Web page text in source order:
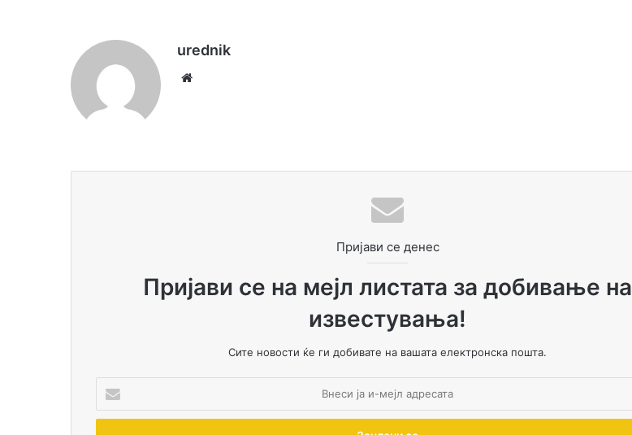
urednik
Пријави се денес
Пријави се на мејл листата за добивање на
известувања!
Сите новости ќе ги добивате на вашата електронска пошта.
е